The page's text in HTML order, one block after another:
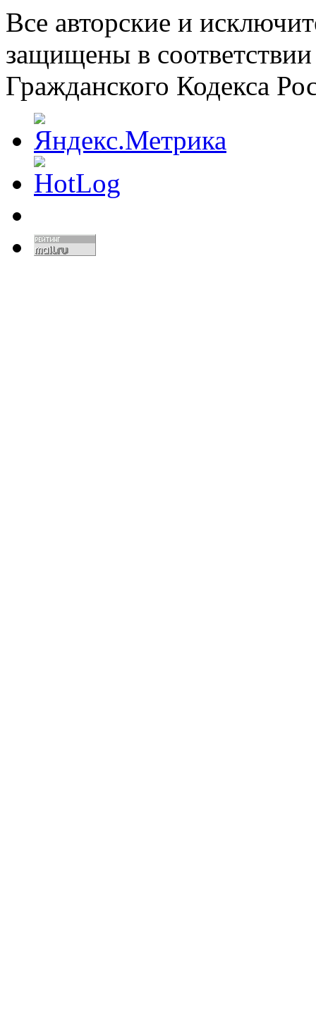
Все авторские и
защищены в
Гражданского Кодекса